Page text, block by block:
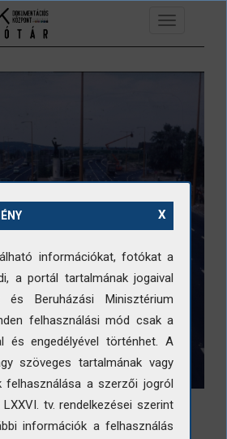
Toggle
navigation
X
információkat, fotókat a
a portál tartalmának jogaival
és Beruházási Minisztérium
felhasználási mód csak a
és engedélyével történhet. A
szöveges tartalmának vagy
felhasználása a szerzői jogról
tv. rendelkezései szerint
információk a felhasználás